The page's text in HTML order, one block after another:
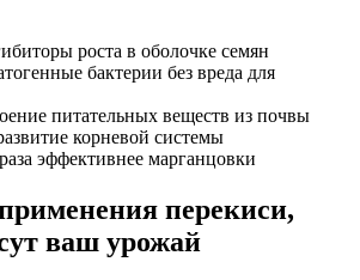
роста в оболочке семян
бактерии без вреда для
питательных веществ из почвы
корневой системы
эффективнее марганцовки
перекиси,
ваш урожай